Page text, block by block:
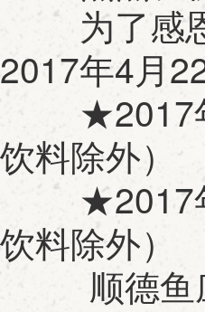
为了感恩
2017年4月
★2017年4
饮料除外）
★2017年4
饮料除外）
顺德鱼庄